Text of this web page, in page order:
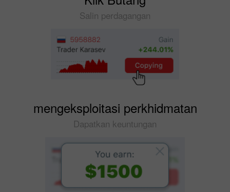
Salin perdagangan
mengeksploitasi perkhidmatan
Dapatkan keuntungan